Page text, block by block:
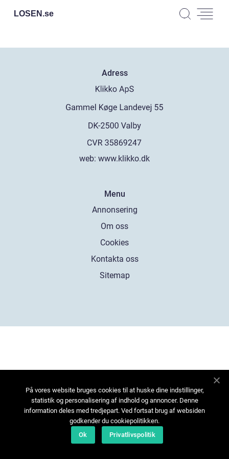
LOSEN.se
Adress
web: www.klikko.dk
Menu
Annonsering
Om oss
Cookies
Kontakta oss
Sitemap
På vores website bruges cookies til at huske dine indstillinger,
statistik og personalisering af indhold og annoncer. Denne
information deles med tredjepart. Ved fortsat brug af websiden
godkender du cookiepolitikken.
Ok
Privatlivspolitik